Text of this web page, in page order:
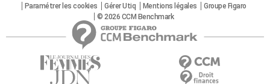
Paramétrer les cookies
Gérer Utiq Mentions légales
Groupe Figaro
© 2026 CCM Benchmark